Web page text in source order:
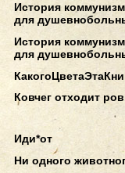
История
для
История
для
Ковчег отходит
Иди*от
Ни одного